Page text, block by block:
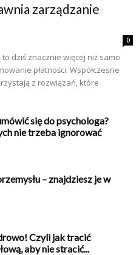
zarządzanie
0
dziś znacznie więcej niż samo
płatności. Współczesne
z rozwiązań, które
się do psychologa?
nie trzeba ignorować
– znajdziesz je w
Czyli jak tracić
aby nie stracić...